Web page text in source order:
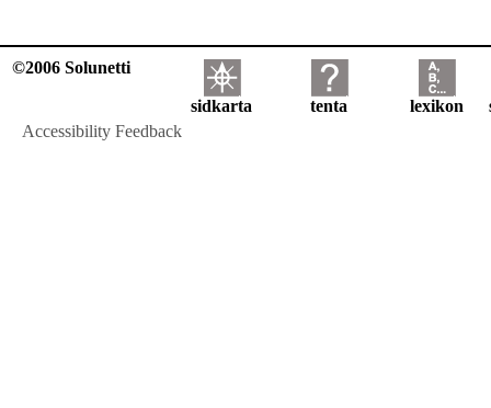
©2006 Solunetti
sidkarta tenta lexikon
Accessibility Feedback